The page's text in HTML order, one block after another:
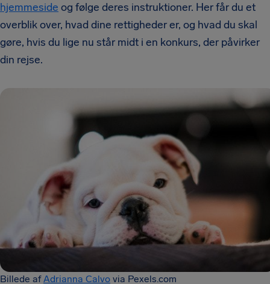
hjemmeside og følge deres instruktioner. Her får du et
overblik over, hvad dine rettigheder er, og hvad du skal
gøre, hvis du lige nu står midt i en konkurs, der påvirker
din rejse.
Billede afAdrianna Calvo via Pexels.com